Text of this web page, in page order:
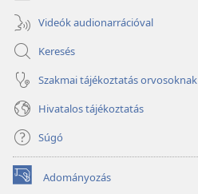
Videók audionarrációval
Keresés
Szakmai tájékoztatás orvosoknak
Hivatalos tájékoztatás
Súgó
Adományozás
(opens